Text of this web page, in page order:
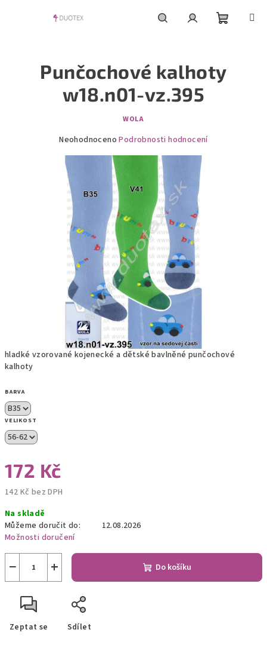
košík
hladké vzorované kojenecké a dětské bavlněné punčochové
kalhoty
BARVA
VELIKOST
172 Kč
142 Kč bez DPH
cena:
Na skladě
Můžeme doručit do:
12.08.2026
Možnosti doručení
+
− Do košíku
Zeptat se Sdílet
Punčochové kalhoty
w18.n01-vz.395
WOLA
Průměrné
produktu
0,0
hvězdiček.
Neohodnoceno Podrobnosti hodnocení